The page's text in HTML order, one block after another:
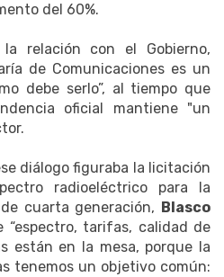
del 60%.
relación con el Gobierno,
de Comunicaciones es un
debe serlo”, al tiempo que
oficial mantiene "un
diálogo figuraba la licitación
radioeléctrico para la
cuarta generación, Blasco
“espectro, tarifas, calidad de
están en la mesa, porque la
tenemos un objetivo común: